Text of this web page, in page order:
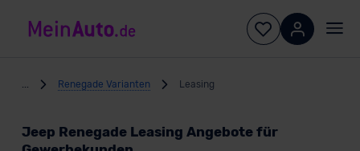
Renegade Varianten Leasing
Jeep Renegade Leasing Angebote für